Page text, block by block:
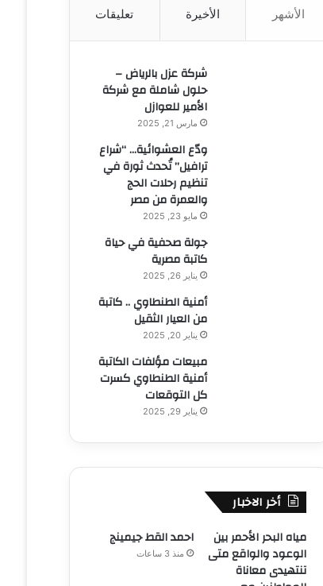
الأشهر الأخيرة تعليقات
شركة عزل بالرياض –
حلول شاملة مع شركة
الأمير للعوازل
مارس 21, 2025
ودّع العشوائية… “شراع
ترافيل” تُحدث ثورة في
تنظيم رحلات الحج
والعمرة من مصر
مايو 23, 2025
جولة صحفية في حياة
كاتبة مصرية
يناير 26, 2025
أمنية الطنطاوي .. كاتبة
من العيار الثقيل
يناير 20, 2025
مبيعات مؤلفات الكاتبة
أمنية الطنطاوي كسرت
كل التوقعات
يناير 29, 2025
أخر الاخبار
مياه البحر الأحمر بين
الوعود والواقع متى
تنتهيدى معاناة
احمد القط جيمينج
منذ 3 ساعات